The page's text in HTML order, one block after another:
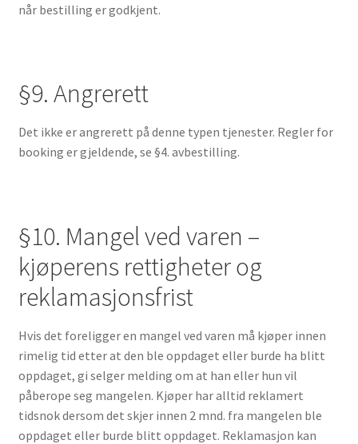
når bestilling er godkjent.
§9. Angrerett
Det ikke er angrerett på denne typen tjenester. Regler for
booking er gjeldende, se §4. avbestilling.
§10. Mangel ved varen –
kjøperens rettigheter og
reklamasjonsfrist
Hvis det foreligger en mangel ved varen må kjøper innen
rimelig tid etter at den ble oppdaget eller burde ha blitt
oppdaget, gi selger melding om at han eller hun vil
påberope seg mangelen. Kjøper har alltid reklamert
tidsnok dersom det skjer innen 2 mnd. fra mangelen ble
oppdaget eller burde blitt oppdaget. Reklamasjon kan